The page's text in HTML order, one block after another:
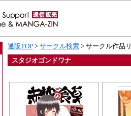
通販TOP > サークル検索 > サークル作品
スタジオゴンドワナ